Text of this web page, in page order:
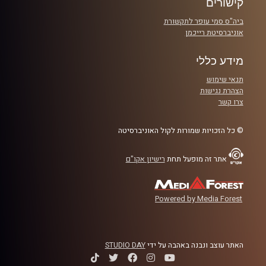
קישורים
ביה"ס סמי עופר לתקשורת
אוניברסיטת רייכמן
מידע כללי
תנאי שימוש
הצהרת נגישות
צרו קשר
© כל הזכויות שמורות לקול האוניברסיטה
אתר זה מופעל תחת רישיון אקו"ם
Powered by Media Forest
האתר עוצב ונבנה באהבה על ידיSTUDIO DAY